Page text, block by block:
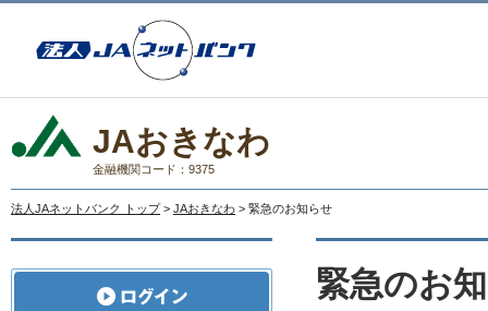
JAおきなわ
金融機関コード：9375
法人JAネットバンク トップ > JAおきなわ > 緊急のお知らせ
緊急のお